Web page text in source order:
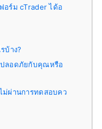
อร์ม cTrader ได้อ
บ้าง?
ลอดภัยกับคุณหรือ
ม่ผ่านการทดสอบคว